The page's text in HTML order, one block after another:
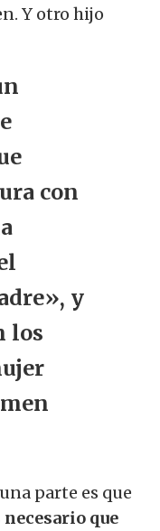
Y otro hijo
con
y
los
parte es que
necesario que